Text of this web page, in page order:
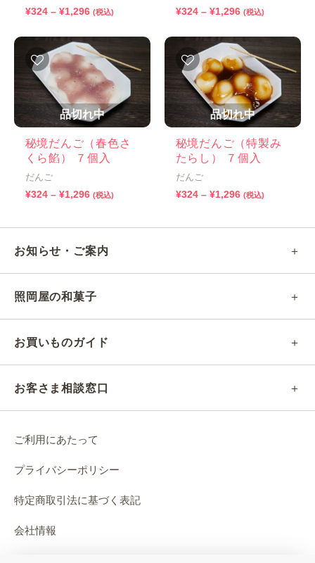
¥324 – ¥1,296価
帯:
¥324
–
¥1,296
(税込) ¥324 – ¥1,296価
帯:
¥324
–
¥1,296
(税込)
品切れ中
秘境だんご（春色さ
くら餡） ７個入
だんご
¥324 – ¥1,296価
¥324
–
¥1,296
(税込)
品切れ中
秘境だんご（特製み
たらし） ７個入
だんご
¥324 – ¥1,296価
¥324
(税込)
お知らせ・ご案内
照岡屋の和菓子
お買いものガイド
お客さま相談窓口
ご利用にあたって
プライバシーポリシー
特定商取引法に基づく表記
会社情報